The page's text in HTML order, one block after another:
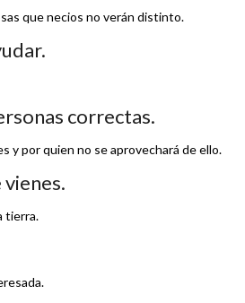
que necios no verán distinto.
correctas.
y por quien no se aprovechará de ello.
tierra.